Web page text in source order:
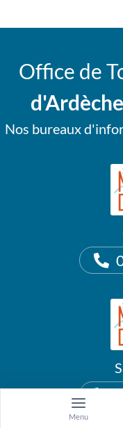
Office de
d'Ardèche
Nos bureaux
Menu